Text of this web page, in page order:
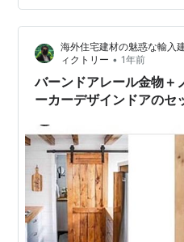
す！ そもそも、うすめ液っ
からご説明します！！ うす
め”の液体です。 他にも使
り、塗装面に付いた汚…
海外住宅建材の魅惑な輸入
ィクトリー • 1年前
バーンドアレール金物＋
ーカーデザインドアのセ